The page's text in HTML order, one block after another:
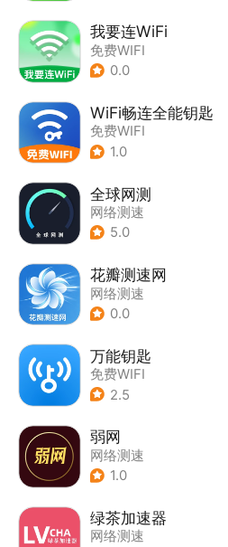
我要连WiFi
免费WIFI
0.0
WiFi畅连全能钥匙
免费WIFI
1.0
全球网测
网络测速
5.0
花瓣测速网
网络测速
0.0
万能钥匙
免费WIFI
2.5
弱网
网络测速
1.0
绿茶加速器
网络测速